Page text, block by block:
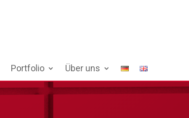
Portfolio Über uns